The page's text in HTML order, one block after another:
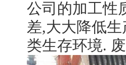
公司的加工性
差,大大降低
类生存环境.